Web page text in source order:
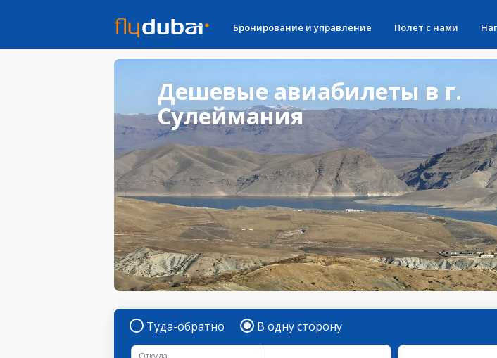
Бронирование и управление Полет с нами
Дешевые авиабилеты в г.
Сулеймания
Туда-обратно В одну сторону